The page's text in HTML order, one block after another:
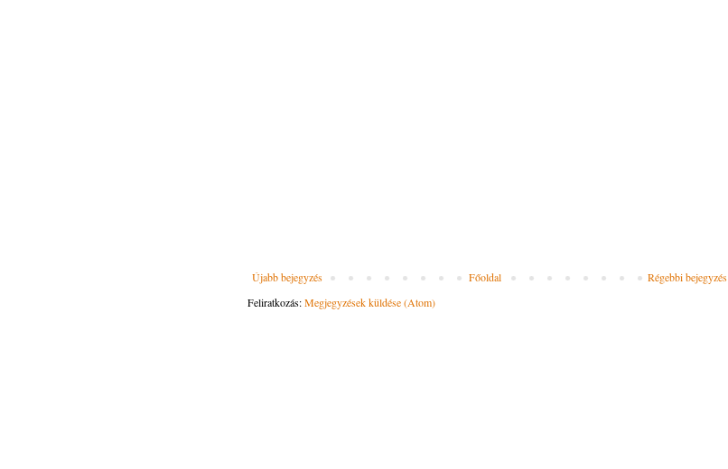
Újabb bejegyzés Régebbi bejegyzés
Főoldal
Feliratkozás:Megjegyzések küldése (Atom)